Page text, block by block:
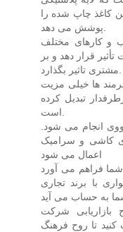
کاغذ چاپ شده را
کارهای مختلف
قرار دهد و بر
ها خیلی مزیت
تبدیل کرده
انجام می شود.
کاشی و سرامیک
اعمال می شود
فراهم می آورد
با برند تجاری
شرکت
تا روح فرهنگ